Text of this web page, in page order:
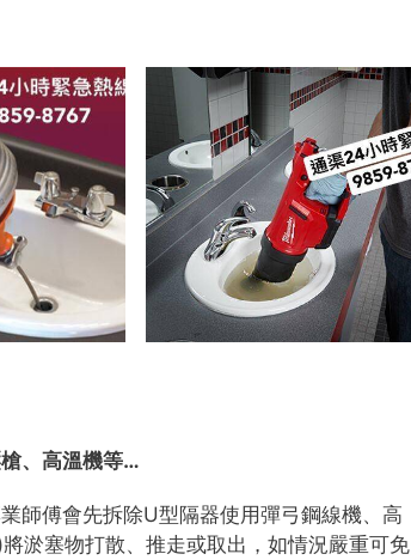
、高溫機等…
師傅會先拆除U型隔器使用彈弓鋼線機、高
淤塞物打散、推走或取出，如情況嚴重可免